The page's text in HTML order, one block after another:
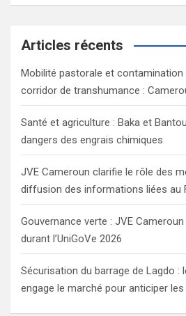
a
c
Articles récents
Mobilité pastorale et contamination
corridor de transhumance :
Santé et agriculture : Baka et
dangers des engrais chimiques
JVE Cameroun clarifie le rôle des
diffusion des informations liées au
Gouvernance verte : JVE
durant l’UniGoVe 2026
Sécurisation du barrage de Lagdo :
engage le marché pour anticiper